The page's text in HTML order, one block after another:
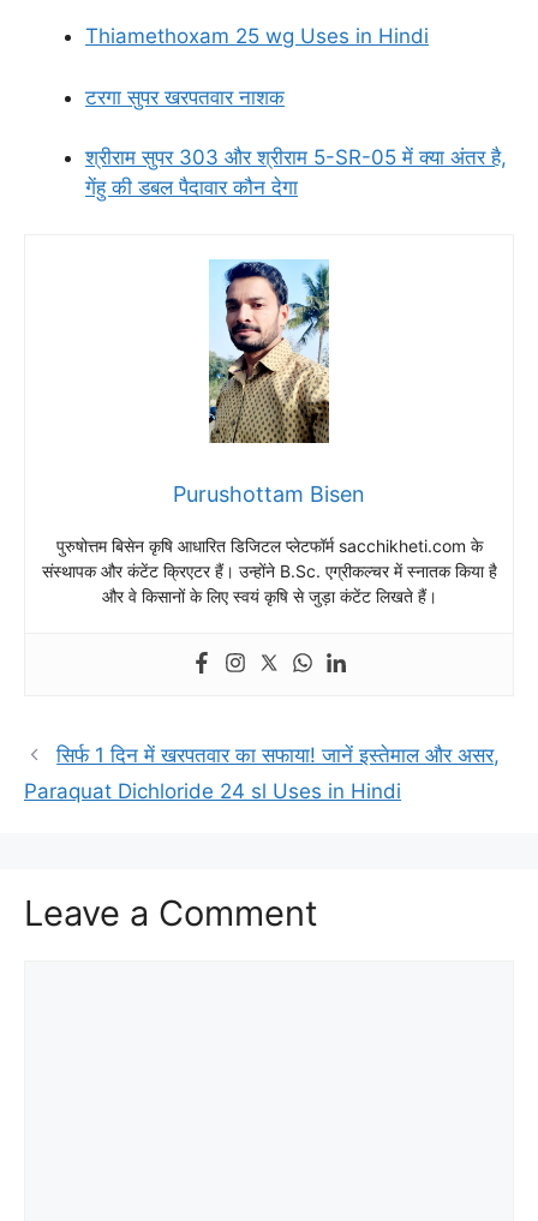
Thiamethoxam 25 wg Uses in Hindi
टरगा सुपर खरपतवार नाशक
श्रीराम सुपर 303 और श्रीराम 5-SR-05 में क्या अंतर है,
गेंहु की डबल पैदावार कौन देगा
Purushottam Bisen
पुरुषोत्तम बिसेन कृषि आधारित डिजिटल प्लेटफॉर्म sacchikheti.com के
संस्थापक और कंटेंट क्रिएटर हैं। उन्होंने B.Sc. एग्रीकल्चर में स्नातक किया है
और वे किसानों के लिए स्वयं कृषि से जुड़ा कंटेंट लिखते हैं।
सिर्फ 1 दिन में खरपतवार का सफाया! जानें इस्तेमाल और असर,
Paraquat Dichloride 24 sl Uses in Hindi
Leave a Comment